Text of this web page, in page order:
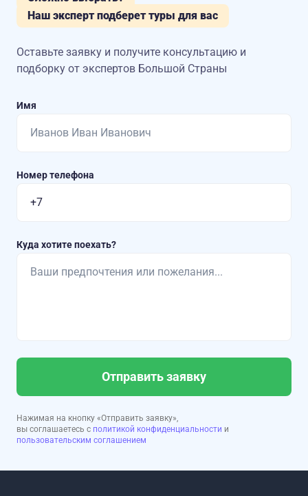
Наш эксперт подберет туры для вас
Оставьте заявку и получите консультацию и
подборку от экспертов Большой Страны
Имя
Номер телефона
Куда хотите поехать?
Отправить заявку
Нажимая на кнопку «Отправить заявку»,
вы соглашаетесь с политикой конфиденциальности и
пользовательским соглашением